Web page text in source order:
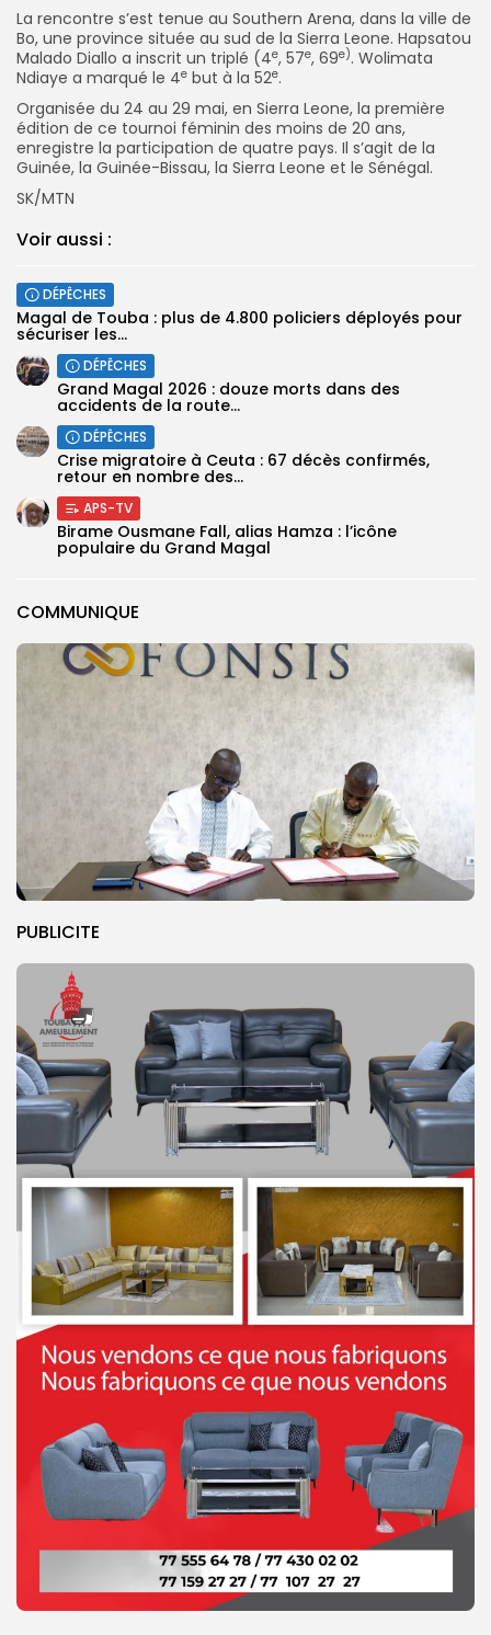
COMMUNIQUE
PUBLICITE
La rencontre s’est tenue au Southern Arena, dans la ville de
Bo, une province située au sud de la Sierra Leone. Hapsatou
Malado Diallo a inscrit un triplé (4e, 57e, 69e). Wolimata
Ndiaye a marqué le 4e but à la 52e.
Organisée du 24 au 29 mai, en Sierra Leone, la première
édition de ce tournoi féminin des moins de 20 ans,
enregistre la participation de quatre pays. Il s’agit de la
Guinée, la Guinée-Bissau, la Sierra Leone et le Sénégal.
SK/MTN
Voir aussi :
DÉPÊCHES
Magal de Touba : plus de 4.800 policiers déployés pour
sécuriser les...
DÉPÊCHES
Grand Magal 2026 : douze morts dans des
accidents de la route...
DÉPÊCHES
Crise migratoire à Ceuta : 67 décès confirmés,
retour en nombre des...
APS-TV
Birame Ousmane Fall, alias Hamza : l’icône
populaire du Grand Magal